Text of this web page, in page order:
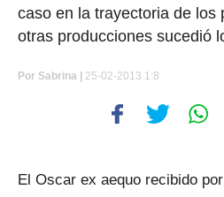
caso en la trayectoria de los
otras producciones sucedió
Por Sabrina | 25-02-2013 1:8
El Oscar ex aequo recibido